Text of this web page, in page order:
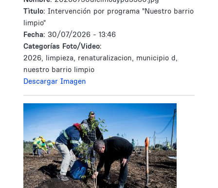
Tìtulo: Intervención por programa "Nuestro barrio
limpio"
Fecha: 30/07/2026 - 13:46
Categorías Foto/Video:
2026, limpieza, renaturalizacion, municipio d,
nuestro barrio limpio
Descargar Imagen